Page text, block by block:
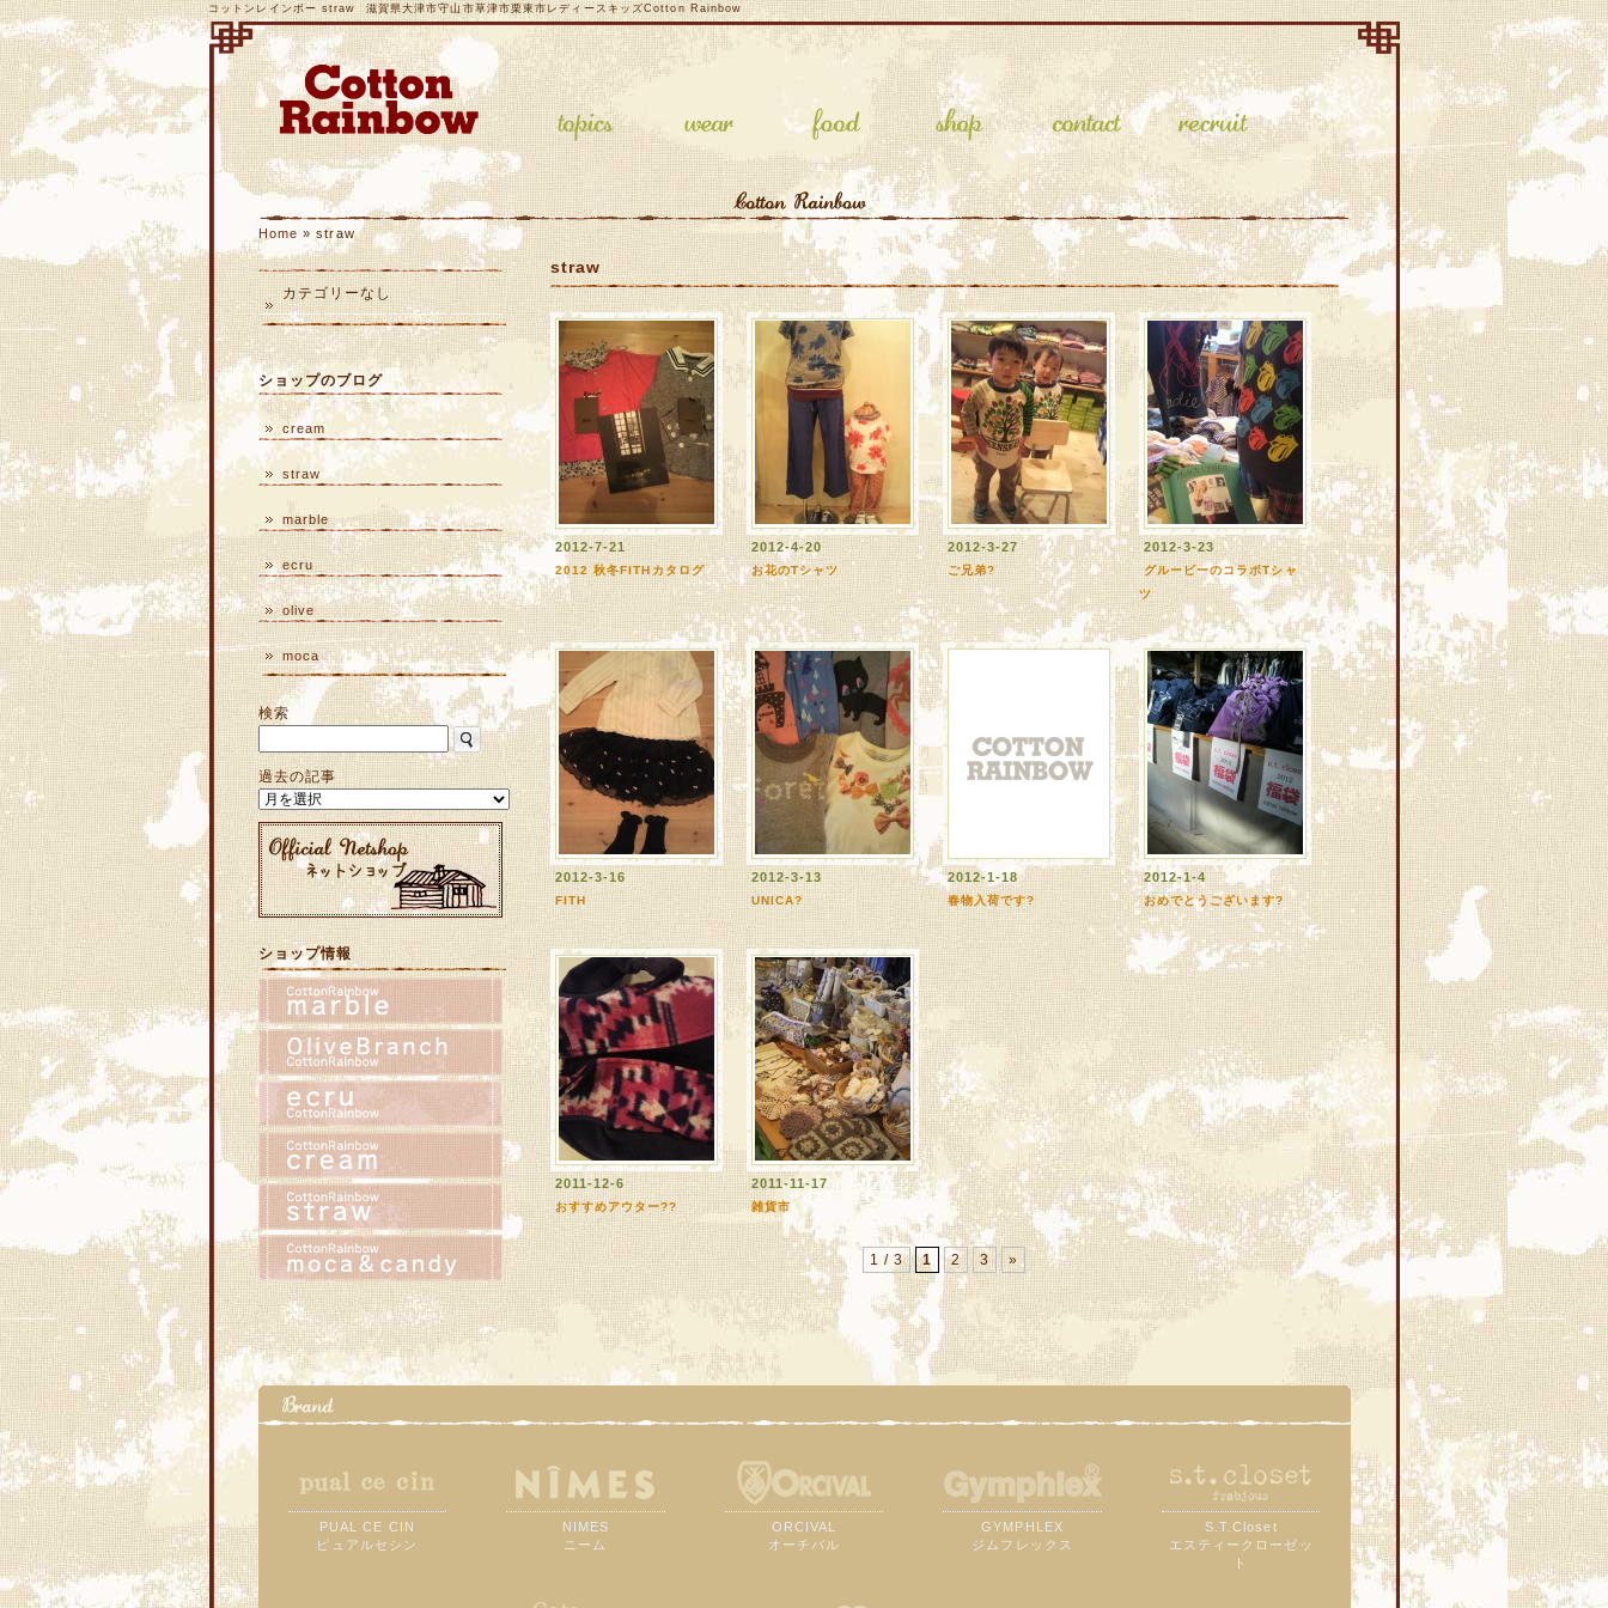
コットンレインボー straw 滋賀県大津市守山市草津市栗東市レディースキッズCotton Rainbow
Home » straw
カテゴリーなし
ショップのブログ
cream
straw
marble
ecru
olive
moca
検索
過去の記事
ショップ情報
straw
2012-7-21
2012 秋冬FITHカタログ
2012-4-20
お花のTシャツ
2012-3-27
ご兄弟?
2012-3-23
グルービーのコラボTシャ
ツ
2012-3-16
FITH
2012-3-13
UNICA?
2012-1-18
春物入荷です?
2012-1-4
おめでとうございます?
2011-12-6
おすすめアウター??
2011-11-17
雑貨市
1 / 3 1 2 3 »
PUAL CE CIN
ピュアルセシン
NIMES
ニーム
ORCIVAL
オーチバル
GYMPHLEX
ジムフレックス
S.T.Closet
エスティークローゼッ
ト